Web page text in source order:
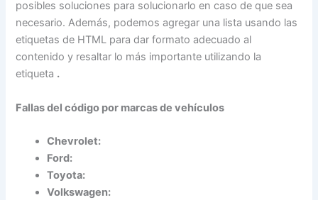
posibles soluciones para solucionarlo en caso de que sea
necesario. Además, podemos agregar una lista usando las
etiquetas de HTML para dar formato adecuado al
contenido y resaltar lo más importante utilizando la
etiqueta .
Fallas del código por marcas de vehículos
Chevrolet:
Ford:
Toyota:
Volkswagen: